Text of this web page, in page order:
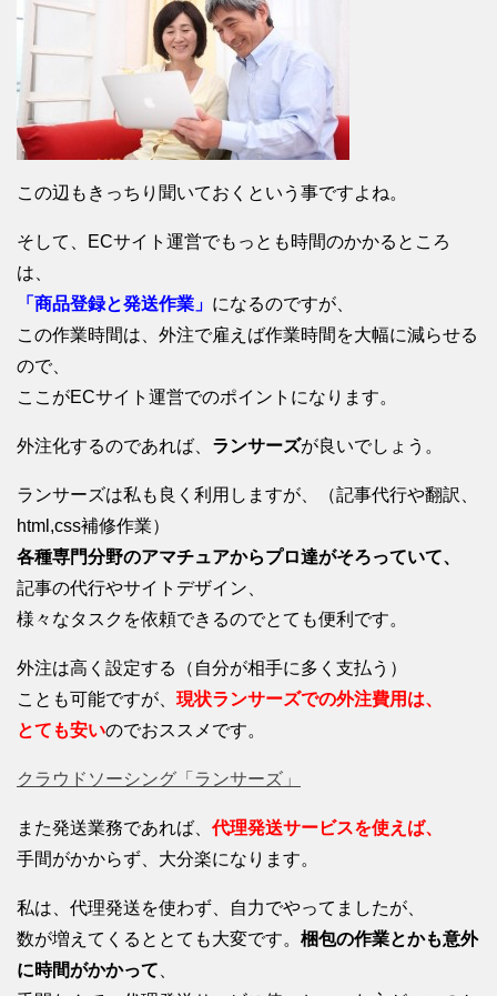
この辺もきっちり聞いておくという事ですよね。
そして、ECサイト運営でもっとも時間のかかるところ
は、
「商品登録と発送作業」 になるのですが、
この作業時間は、外注で雇えば作業時間を大幅に減らせる
ので、
ここがECサイト運営でのポイントになります。
外注化するのであれば、 ランサーズが良いでしょう。
ランサーズは私も良く利用しますが、（記事代行や翻訳、
html,css補修作業）
各種専門分野のアマチュアからプロ達がそろっていて、
記事の代行やサイトデザイン、
様々なタスクを依頼できるのでとても便利です。
外注は高く設定する（自分が相手に多く支払う）
ことも可能ですが、 現状ランサーズでの外注費用は、
とても安いのでおススメです。
クラウドソーシング「ランサーズ」
また発送業務であれば、 代理発送サービスを使えば、
手間がかからず、大分楽になります。
私は、代理発送を使わず、自力でやってましたが、
数が増えてくるととても大変です。 梱包の作業とかも意外
に時間がかかって